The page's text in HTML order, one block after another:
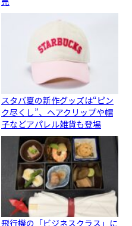
スタバ夏の新作グッズは“ピン
ク尽くし”、ヘアクリップや帽
子などアパレル雑貨も登場
飛行機の「ビジネスクラス」に